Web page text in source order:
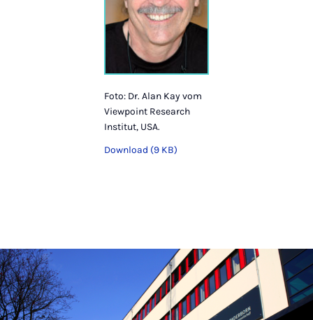
Foto: Dr. Alan Kay vom
Viewpoint Research
Institut, USA.
Download (9 KB)